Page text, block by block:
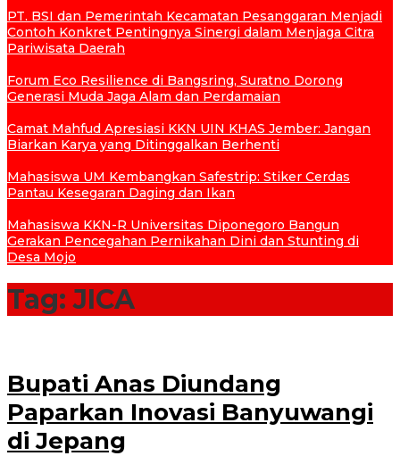
PT. BSI dan Pemerintah Kecamatan Pesanggaran Menjadi
Contoh Konkret Pentingnya Sinergi dalam Menjaga Citra
Pariwisata Daerah
Forum Eco Resilience di Bangsring, Suratno Dorong
Generasi Muda Jaga Alam dan Perdamaian
Camat Mahfud Apresiasi KKN UIN KHAS Jember: Jangan
Biarkan Karya yang Ditinggalkan Berhenti
Mahasiswa UM Kembangkan Safestrip: Stiker Cerdas
Pantau Kesegaran Daging dan Ikan
Mahasiswa KKN-R Universitas Diponegoro Bangun
Gerakan Pencegahan Pernikahan Dini dan Stunting di
Desa Mojo
Tag:JICA
Bupati Anas Diundang
Paparkan Inovasi Banyuwangi
di Jepang